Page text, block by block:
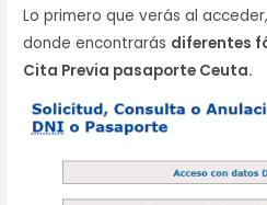
Lo primero que verás al
donde encontrarás diferentes
Cita Previa pasaporte Ceuta.